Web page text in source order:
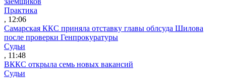
Практика
, 12:06
Самарская ККС приняла отставку главы облсуда Шилова
после проверки Генпрокуратуры
Судьи
, 11:48
ВККС открыла семь новых вакансий
Судьи